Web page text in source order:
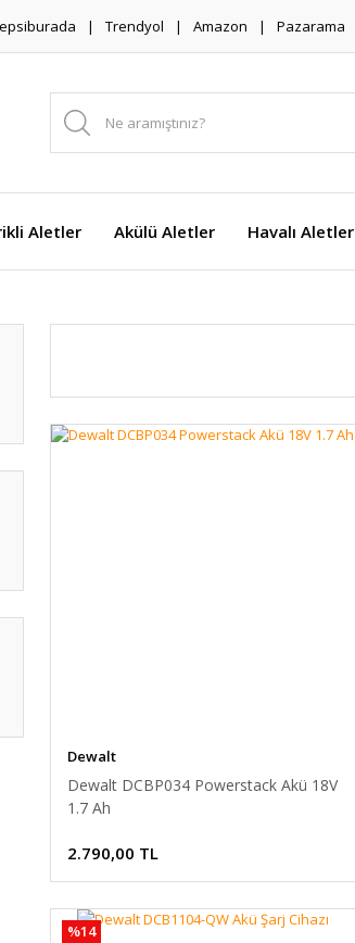
Trendyol Amazon Pazarama
Aletler Akülü Aletler Havalı Aletler
Dewalt
Dewalt DCBP034 Powerstack Akü 18V
1.7 Ah
2.790,00 TL
%14